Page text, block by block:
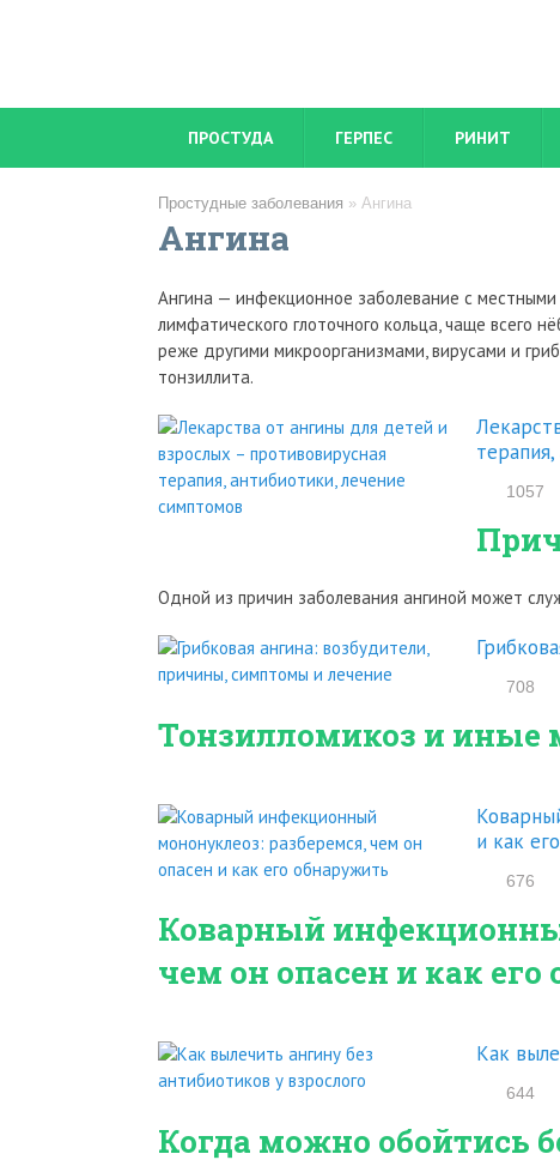
ПРОСТУДА ГЕРПЕС РИНИТ
Простудные заболевания » Ангина
Ангина
Ангина — инфекционное заболевание с местными
лимфатического глоточного кольца, чаще всего
реже другими микроорганизмами, вирусами и
тонзиллита.
1057
Одной из причин заболевания ангиной может
708
Тонзилломикоз и иные
и как
676
Коварный
чем он опасен и как
Как
644
Когда можно обойтись